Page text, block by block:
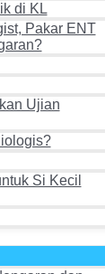
di KL
Pakar ENT
Ujian
Si Kecil